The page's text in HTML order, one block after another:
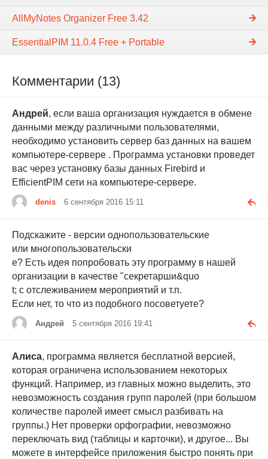
AllMyNotes Organizer Free 3.42
EssentialPIM 11.0.4 Free + Portable
Комментарии (13)
Андрей, если ваша организация нуждается в обмене
данными между различными пользователями,
необходимо установить сервер баз данных на вашем
компьютере-сервере . Программа установки проведет
вас через установку базы данных Firebird и
EfficientPIM сети на компьютере-сервере.
denis 6 сентября 2016 15:11
Подскажите - версии однопользовательские
или многопользовательски
е? Есть идея попробовать эту программу в нашей
организации в качестве "секретарши&quo
t; с отслеживанием мероприятий и т.п.
Если нет, то что из подобного посоветуете?
Андрей 5 сентября 2016 19:41
Алиса, программа является бесплатной версией,
которая ограничена использованием некоторых
функций. Например, из главных можно выделить, это
невозможность создания групп паролей (при большом
количестве паролей имеет смысл разбивать на
группы.) Нет проверки орфографии, невозможно
переключать вид (таблицы и карточки), и другое... Вы
можете в интерфейсе приложения быстро понять при